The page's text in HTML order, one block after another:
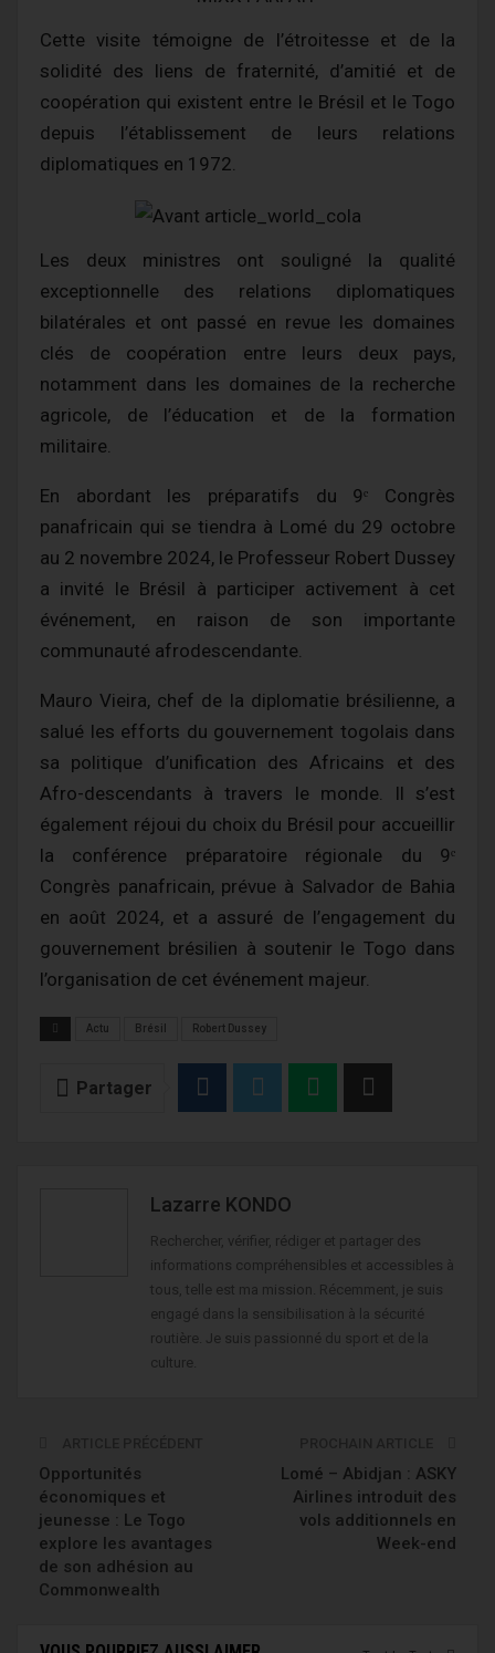
Cette visite témoigne de l’étroitesse et de la
solidité des liens de fraternité, d’amitié et de
coopération qui existent entre le Brésil et le Togo
depuis l’établissement de leurs relations
diplomatiques en 1972.
Les deux ministres ont souligné la qualité
exceptionnelle des relations diplomatiques
bilatérales et ont passé en revue les domaines
clés de coopération entre leurs deux pays,
notamment dans les domaines de la recherche
agricole, de l’éducation et de la formation
militaire.
En abordant les préparatifs du 9ᵉ Congrès
panafricain qui se tiendra à Lomé du 29 octobre
au 2 novembre 2024, le Professeur Robert Dussey
a invité le Brésil à participer activement à cet
événement, en raison de son importante
communauté afrodescendante.
Mauro Vieira, chef de la diplomatie brésilienne, a
salué les efforts du gouvernement togolais dans
sa politique d’unification des Africains et des
Afro-descendants à travers le monde. Il s’est
également réjoui du choix du Brésil pour accueillir
la conférence préparatoire régionale du 9ᵉ
Congrès panafricain, prévue à Salvador de Bahia
en août 2024, et a assuré de l’engagement du
gouvernement brésilien à soutenir le Togo dans
l’organisation de cet événement majeur.
Actu Brésil Robert Dussey
Partager
Lazarre KONDO
Rechercher, vérifier, rédiger et partager des
informations compréhensibles et accessibles à
tous, telle est ma mission. Récemment, je suis
engagé dans la sensibilisation à la sécurité
routière. Je suis passionné du sport et de la
culture.
Opportunités
économiques et
jeunesse : Le Togo
explore les avantages
de son adhésion au
Commonwealth
Lomé – Abidjan : ASKY
Airlines introduit des
vols additionnels en
Week-end